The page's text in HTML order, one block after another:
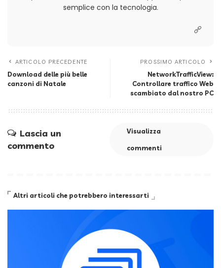
semplice con la tecnologia.
ARTICOLO PRECEDENTE
Download delle più belle
canzoni di Natale
PROSSIMO ARTICOLO
NetworkTrafficView:
Controllare traffico Web
scambiato dal nostro PC
Lascia un
commento
Visualizza
commenti
Altri articoli che potrebbero interessarti